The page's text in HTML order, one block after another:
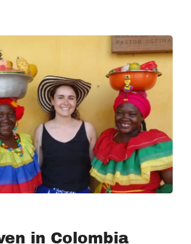
in Colombia